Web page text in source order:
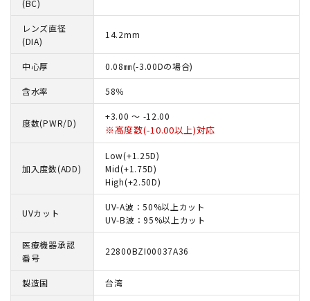
(BC)
レンズ直径
(DIA)
14.2mm
中心厚 0.08㎜(-3.00Dの場合)
含水率 58％
度数(PWR/D)
+3.00 ～ -12.00
※高度数(-10.00以上)対応
加入度数(ADD)
Low(+1.25D)
Mid(+1.75D)
High(+2.50D)
UVカット
UV-A波：50%以上カット
UV-B波：95%以上カット
医療機器承認
番号
22800BZI00037A36
製造国 台湾